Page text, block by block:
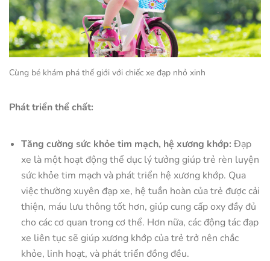
Cùng bé khám phá thế giới với chiếc xe đạp nhỏ xinh
Phát triển thể chất:
Tăng cường sức khỏe tim mạch, hệ xương khớp: Đạp
xe là một hoạt động thể dục lý tưởng giúp trẻ rèn luyện
sức khỏe tim mạch và phát triển hệ xương khớp. Qua
việc thường xuyên đạp xe, hệ tuần hoàn của trẻ được cải
thiện, máu lưu thông tốt hơn, giúp cung cấp oxy đầy đủ
cho các cơ quan trong cơ thể. Hơn nữa, các động tác đạp
xe liên tục sẽ giúp xương khớp của trẻ trở nên chắc
khỏe, linh hoạt, và phát triển đồng đều.